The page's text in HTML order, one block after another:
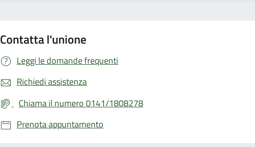
Contatta l'unione
Leggi le domande frequenti
Richiedi assistenza
Chiama il numero 0141/1808278
Prenota appuntamento